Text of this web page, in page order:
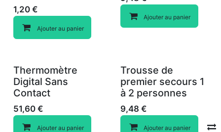
1,20 €
Ajouter au panier
Ajouter au panier
Thermomètre
Digital Sans
Contact
51,60 €
Ajouter au panier
Trousse de
premier secours 1
à 2 personnes
9,48 €
Ajouter au panier